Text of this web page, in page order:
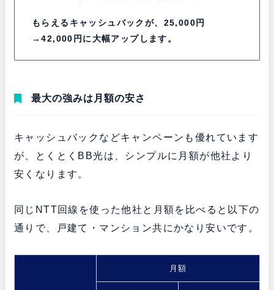
もらえるキャッシュバックが、25,000円
→42,000円に大幅アップします。
最大の強みは月額の安さ
キャッシュバックなどキャンペーンも優れています
が、とくとくBB光は、シンプルに月額が他社より
安くなります。
同じNTT回線を使った他社と月額を比べると以下の
通りで、戸建て・マンション共にかなり安いです。
月額